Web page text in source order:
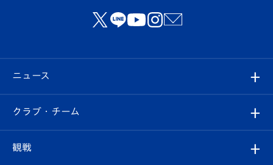
ニュース
すべて
クラブ・チーム
観戦